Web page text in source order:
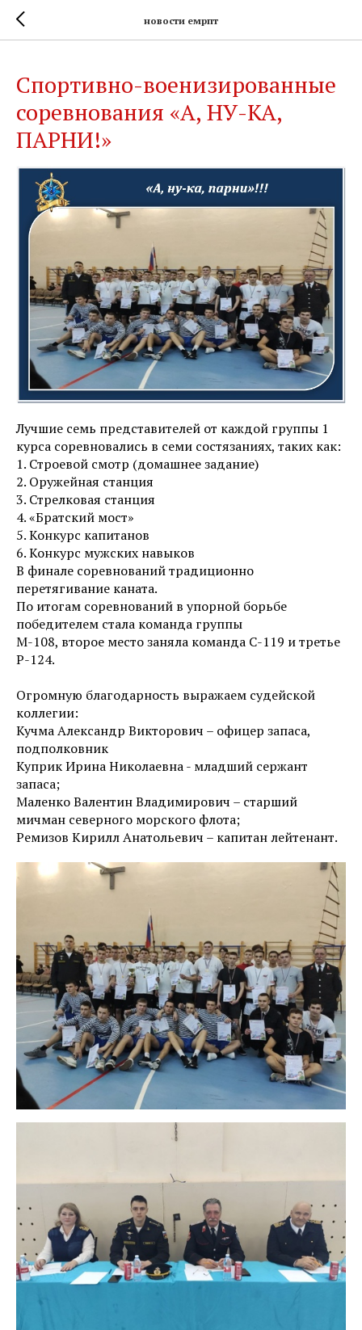
новости емрпт
Спортивно-военизированные
соревнования «А, НУ-КА,
ПАРНИ!»
Лучшие семь представителей от каждой группы 1
курса соревновались в семи состязаниях, таких как:
1. Строевой смотр (домашнее задание)
2. Оружейная станция
3. Стрелковая станция
4. «Братский мост»
5. Конкурс капитанов
6. Конкурс мужских навыков
В финале соревнований традиционно
перетягивание каната.
По итогам соревнований в упорной борьбе
победителем стала команда группы
М-108, второе место заняла команда С-119 и третье
Р-124.
Огромную благодарность выражаем судейской
коллегии:
Кучма Александр Викторович – офицер запаса,
подполковник
Куприк Ирина Николаевна - младший сержант
запаса;
Маленко Валентин Владимирович – старший
мичман северного морского флота;
Ремизов Кирилл Анатольевич – капитан лейтенант.